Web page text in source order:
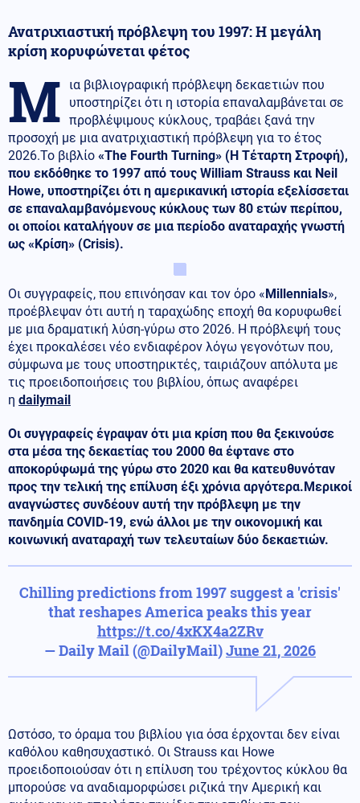
Ανατριχιαστική πρόβλεψη του 1997: Η μεγάλη
κρίση κορυφώνεται φέτος
Μ
ια βιβλιογραφική πρόβλεψη δεκαετιών που
υποστηρίζει ότι η ιστορία επαναλαμβάνεται σε
προβλέψιμους κύκλους, τραβάει ξανά την
προσοχή με μια ανατριχιαστική πρόβλεψη για το έτος
2026.Το βιβλίο «The Fourth Turning» (Η Τέταρτη Στροφή),
που εκδόθηκε το 1997 από τους William Strauss και Neil
Howe, υποστηρίζει ότι η αμερικανική ιστορία εξελίσσεται
σε επαναλαμβανόμενους κύκλους των 80 ετών περίπου,
οι οποίοι καταλήγουν σε μια περίοδο αναταραχής γνωστή
ως «Κρίση» (Crisis).
Οι συγγραφείς, που επινόησαν και τον όρο «Millennials»,
προέβλεψαν ότι αυτή η ταραχώδης εποχή θα κορυφωθεί
με μια δραματική λύση-γύρω στο 2026. Η πρόβλεψή τους
έχει προκαλέσει νέο ενδιαφέρον λόγω γεγονότων που,
σύμφωνα με τους υποστηρικτές, ταιριάζουν απόλυτα με
τις προειδοποιήσεις του βιβλίου, όπως αναφέρει
η dailymail
Οι συγγραφείς έγραψαν ότι μια κρίση που θα ξεκινούσε
στα μέσα της δεκαετίας του 2000 θα έφτανε στο
αποκορύφωμά της γύρω στο 2020 και θα κατευθυνόταν
προς την τελική της επίλυση έξι χρόνια αργότερα.Μερικοί
αναγνώστες συνδέουν αυτή την πρόβλεψη με την
πανδημία COVID-19, ενώ άλλοι με την οικονομική και
κοινωνική αναταραχή των τελευταίων δύο δεκαετιών.
Chilling predictions from 1997 suggest a 'crisis'
that reshapes America peaks this year
https://t.co/4xKX4a2ZRv
— Daily Mail (@DailyMail)June 21, 2026
Ωστόσο, το όραμα του βιβλίου για όσα έρχονται δεν είναι
καθόλου καθησυχαστικό. Οι Strauss και Howe
προειδοποιούσαν ότι η επίλυση του τρέχοντος κύκλου θα
μπορούσε να αναδιαμορφώσει ριζικά την Αμερική και